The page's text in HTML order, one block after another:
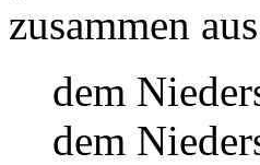
zusammen aus
dem
dem